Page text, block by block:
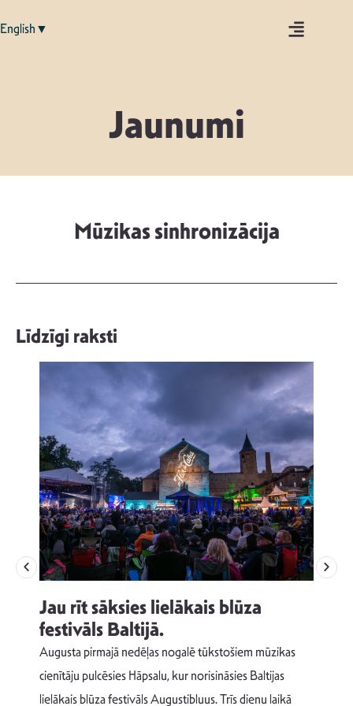
English▼
Jaunumi
Mūzikas sinhronizācija
Līdzīgi raksti
Jau rīt sāksies lielākais blūza
festivāls Baltijā.
Augusta pirmajā nedēļas nogalē tūkstošiem mūzikas
cienītāju pulcēsies Hāpsalu, kur norisināsies Baltijas
lielākais blūza festivāls Augustibluus. Trīs dienu laikā